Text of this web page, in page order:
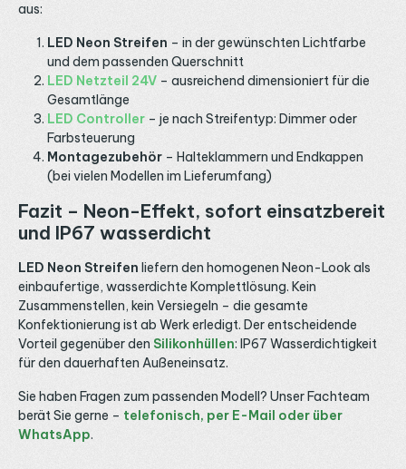
aus:
LED Neon Streifen – in der gewünschten Lichtfarbe
und dem passenden Querschnitt
LED Netzteil 24V – ausreichend dimensioniert für die
Gesamtlänge
LED Controller – je nach Streifentyp: Dimmer oder
Farbsteuerung
Montagezubehör – Halteklammern und Endkappen
(bei vielen Modellen im Lieferumfang)
Fazit – Neon-Effekt, sofort einsatzbereit
und IP67 wasserdicht
LED Neon Streifen liefern den homogenen Neon-Look als
einbaufertige, wasserdichte Komplettlösung. Kein
Zusammenstellen, kein Versiegeln – die gesamte
Konfektionierung ist ab Werk erledigt. Der entscheidende
Vorteil gegenüber den Silikonhüllen: IP67 Wasserdichtigkeit
für den dauerhaften Außeneinsatz.
Sie haben Fragen zum passenden Modell? Unser Fachteam
berät Sie gerne – telefonisch, per E-Mail oder über
WhatsApp.